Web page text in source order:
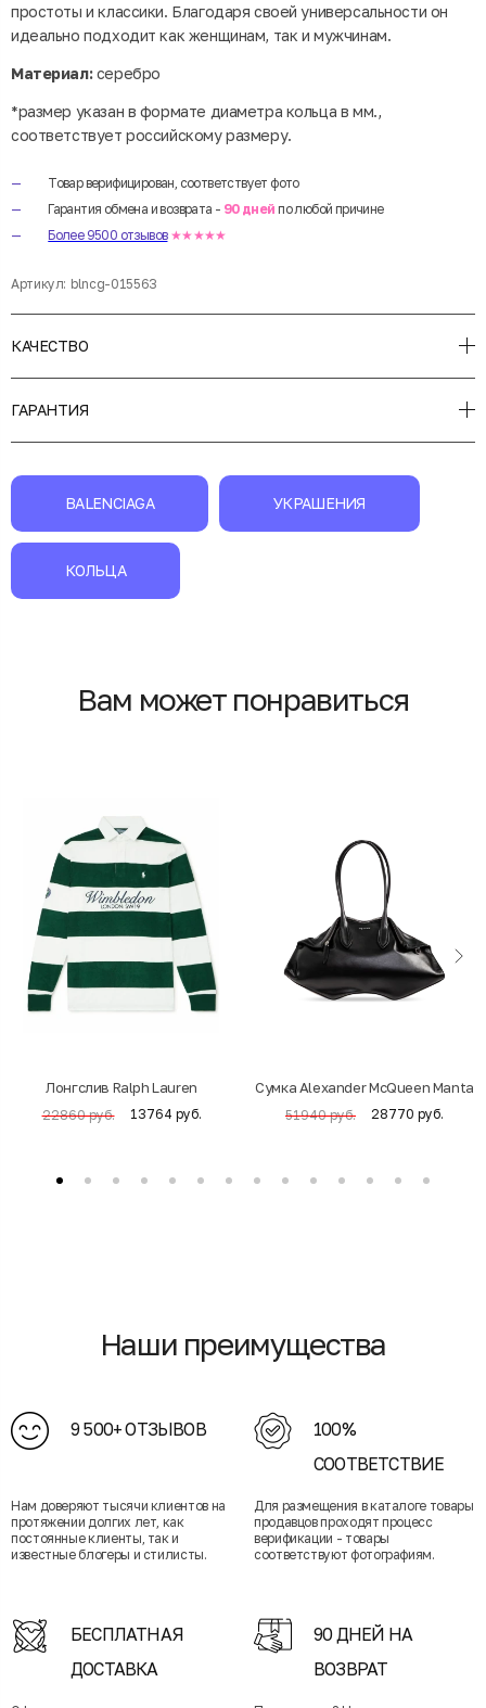
простоты и классики. Благодаря своей универсальности он
идеально подходит как женщинам, так и мужчинам.
Материал:серебро
*размер указан в формате диаметра кольца в мм.,
соответствует российскому размеру.
Товар верифицирован, соответствует фото
Гарантия обмена и возврата - 90 дней по любой причине
Более 9500 отзывов ★★★★★
Артикул: blncg-015563
КАЧЕСТВО
ГАРАНТИЯ
BALENCIAGA УКРАШЕНИЯ
КОЛЬЦА
Вам может понравиться
Лонгслив Ralph Lauren
22860 руб. 13764 руб.
Cумка Alexander McQueen Manta
51940 руб. 28770 руб.
Наши преимущества
9 500+ ОТЗЫВОВ
Нам доверяют тысячи клиентов на
протяжении долгих лет, как
постоянные клиенты, так и
известные блогеры и стилисты.
100%
СООТВЕТСТВИЕ
Для размещения в каталоге товары
продавцов проходят процесс
верификации - товары
соответствуют фотографиям.
БЕСПЛАТНАЯ
ДОСТАВКА
90 ДНЕЙ НА
ВОЗВРАТ